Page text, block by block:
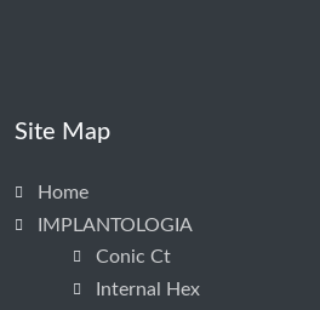
Site Map
Home
IMPLANTOLOGIA
Conic Ct
Internal Hex